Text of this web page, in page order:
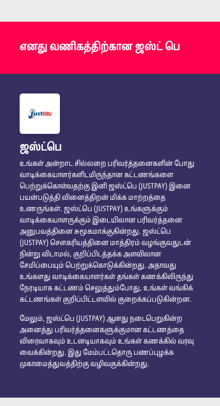
எனது வணிகத்திற்கான ஜஸ்ட் பெ
ஜஸ்ட்பெ
உங்கள் அன்றாட சில்லறை பரிவர்த்தனைகளின் போது
வாடிக்கையாளர்களிடமிருந்தான கட்டணங்களை
பெற்றுக்கொள்வதற்கு இனி ஜஸ்ட்பெ (JUSTPAY) இனை
பயன்படுத்தி வினைத்திறன் மிக்க மாற்றத்தை
உணருங்கள். ஜஸ்ட்பெ (JUSTPAY) உங்களுக்கும்
வாடிக்கையாளருக்கும் இடையிலான பரிவர்த்தனை
அனுபவத்தினை சுமூகமாக்குகின்றது. ஜஸ்ட்பெ
(JUSTPAY) சௌகரியத்தினை மாத்திரம் வழங்குவதுடன்
நின்று விடாமல், குறிப்பிடத்தக்க அளவிலான
சேமிப்பையும் பெற்றுக்கொடுக்கின்றது. அதாவது
உங்களது வாடிக்கையாளர்கள் தங்கள் கணக்கிலிருந்து
நேரடியாக கட்டணம் செலுத்தும்போது, உங்கள் வங்கிக்
கட்டணங்கள் குறிப்பிட்டளவில் குறைக்கப்படுகின்றன.
மேலும், ஜஸ்ட்பெ (JUSTPAY) ஆனது நடைபெறுகின்ற
அனைத்து பரிவர்த்தனைகளுக்குமான கட்டணத்தை
விரைவாகவும் உடனடியாகவும் உங்கள் கணக்கில் வரவு
வைக்கின்றது. இது மேம்பட்டதொரு பணப்புழக்க
முகாமைத்துவத்திற்கு வழிவகுக்கின்றது.